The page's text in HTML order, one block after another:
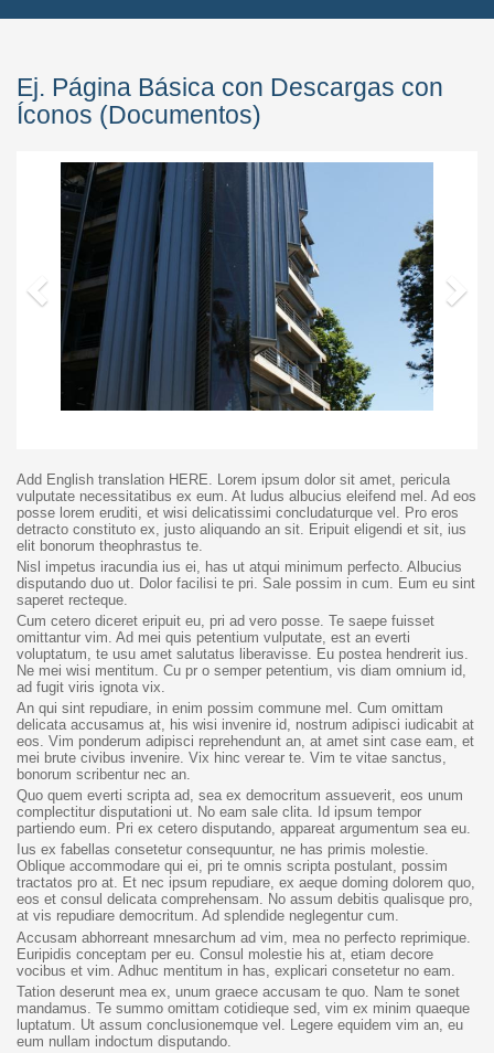
Ej. Página Básica con Descargas con
Íconos (Documentos)
Anterior
Add English translation HERE. Lorem ipsum dolor sit amet, pericula
vulputate necessitatibus ex eum. At ludus albucius eleifend mel. Ad eos
posse lorem eruditi, et wisi delicatissimi concludaturque vel. Pro eros
detracto constituto ex, justo aliquando an sit. Eripuit eligendi et sit, ius
elit bonorum theophrastus te.
Nisl impetus iracundia ius ei, has ut atqui minimum perfecto. Albucius
disputando duo ut. Dolor facilisi te pri. Sale possim in cum. Eum eu sint
saperet recteque.
Cum cetero diceret eripuit eu, pri ad vero posse. Te saepe fuisset
omittantur vim. Ad mei quis petentium vulputate, est an everti
voluptatum, te usu amet salutatus liberavisse. Eu postea hendrerit ius.
Ne mei wisi mentitum. Cu pr o semper petentium, vis diam omnium id,
ad fugit viris ignota vix.
An qui sint repudiare, in enim possim commune mel. Cum omittam
delicata accusamus at, his wisi invenire id, nostrum adipisci iudicabit at
eos. Vim ponderum adipisci reprehendunt an, at amet sint case eam, et
mei brute civibus invenire. Vix hinc verear te. Vim te vitae sanctus,
bonorum scribentur nec an.
Quo quem everti scripta ad, sea ex democritum assueverit, eos unum
complectitur disputationi ut. No eam sale clita. Id ipsum tempor
partiendo eum. Pri ex cetero disputando, appareat argumentum sea eu.
Ius ex fabellas consetetur consequuntur, ne has primis molestie.
Oblique accommodare qui ei, pri te omnis scripta postulant, possim
tractatos pro at. Et nec ipsum repudiare, ex aeque doming dolorem quo,
eos et consul delicata comprehensam. No assum debitis qualisque pro,
at vis repudiare democritum. Ad splendide neglegentur cum.
Accusam abhorreant mnesarchum ad vim, mea no perfecto reprimique.
Euripidis conceptam per eu. Consul molestie his at, etiam decore
vocibus et vim. Adhuc mentitum in has, explicari consetetur no eam.
Tation deserunt mea ex, unum graece accusam te quo. Nam te sonet
mandamus. Te summo omittam cotidieque sed, vim ex minim quaeque
luptatum. Ut assum conclusionemque vel. Legere equidem vim an, eu
eum nullam indoctum disputando.